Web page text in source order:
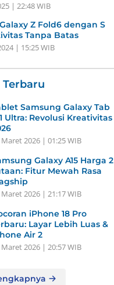
| 22:48 WIB
Z Fold6 dengan S
Tanpa Batas
| 15:25 WIB
Samsung Galaxy Tab
Ultra: Revolusi Kreativitas
2026 | 01:25 WIB
Galaxy A15 Harga 2
Fitur Mewah Rasa
2026 | 21:17 WIB
iPhone 18 Pro
Layar Lebih Luas &
Air 2
2026 | 20:57 WIB